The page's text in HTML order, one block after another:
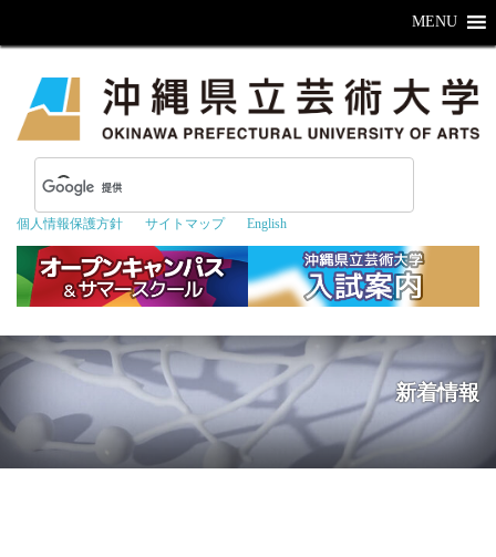
個人情報保護方針 サイトマップ English
MENU
新着情報